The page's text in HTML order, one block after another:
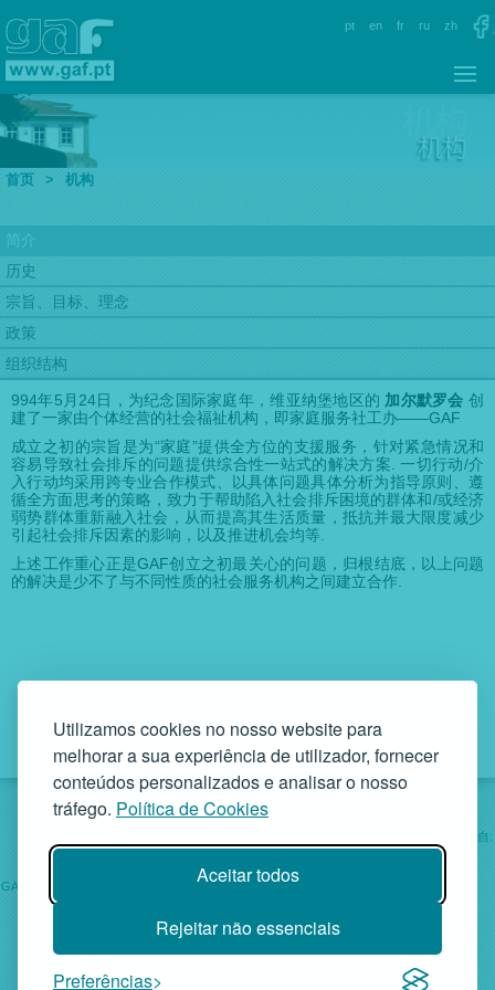
Utilizamos cookies no nosso website para
melhorar a sua experiência de utilizador, fornecer
conteúdos personalizados e analisar o nosso
tráfego. Política de Cookies
Aceitar todos
Rejeitar não essenciais
Preferências
pt en fr ru zh
首页 > 机构
简介
历史
宗旨、目标、理念
政策
组织结构
994年5月24日，为纪念国际家庭年，维亚纳堡地区的 加尔默罗会 创
建了一家由个体经营的社会福祉机构，即家庭服务社工办——GAF
成立之初的宗旨是为“家庭”提供全方位的支援服务，针对紧急情况和
容易导致社会排斥的问题提供综合性一站式的解决方案. 一切行动/介
入行动均采用跨专业合作模式、以具体问题具体分析为指导原则、遵
循全方面思考的策略，致力于帮助陷入社会排斥困境的群体和/或经济
弱势群体重新融入社会，从而提高其生活质量，抵抗并最大限度减少
引起社会排斥因素的影响，以及推进机会均等.
上述工作重心正是GAF创立之初最关心的问题，归根结底，以上问题
的解决是少不了与不同性质的社会服务机构之间建立合作.
社会工作来自:
机构 服务 项目 帮助
GAF-家庭支援办公室 • Rua da Bandeira, 342 4900-561 Viana do Castelo
个体社会福利机构——注册编号D.R.58/96. III 14-03-1997 - 税号
503748935